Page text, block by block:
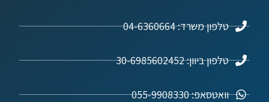
טלפון משרד: 04-6360664
טלפון ביוון: 30-6985602452
וואטסאפ: 055-9908330